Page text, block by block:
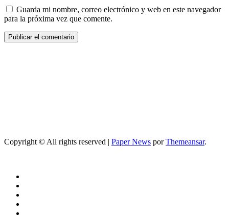
Guarda mi nombre, correo electrónico y web en este navegador
para la próxima vez que comente.
Copyright © All rights reserved | Paper News porThemeansar.